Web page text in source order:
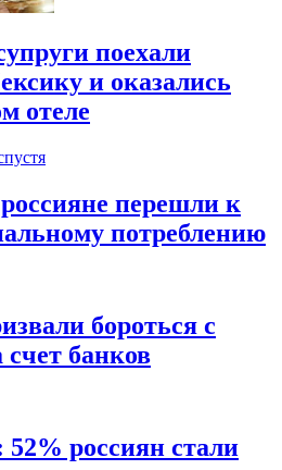
поехали
и оказались
отеле
перешли к
потреблению
бороться с
счет банков
52% россиян стали